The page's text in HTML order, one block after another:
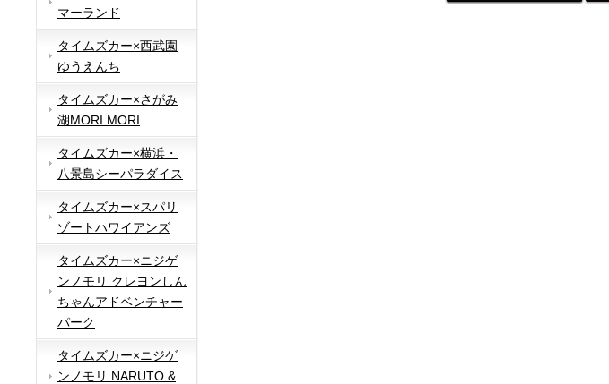
マーランド
タイムズカー×西武園
ゆうえんち
タイムズカー×さがみ
湖MORI MORI
タイムズカー×横浜・
八景島シーパラダイス
タイムズカー×スパリ
ゾートハワイアンズ
タイムズカー×ニジゲ
ンノモリ クレヨンしん
ちゃんアドベンチャー
パーク
タイムズカー×ニジゲ
ンノモリ NARUTO &